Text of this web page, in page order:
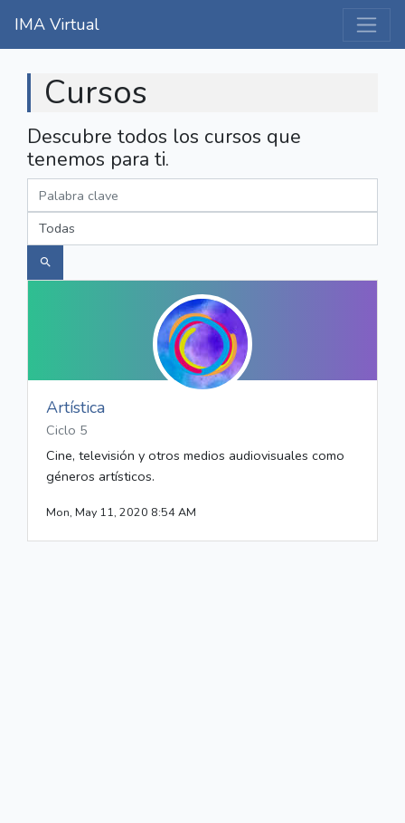
IMA Virtual
Cursos
Descubre todos los cursos que
tenemos para ti.
Artística
Ciclo 5
Cine, televisión y otros medios audiovisuales como
géneros artísticos.
Mon, May 11, 2020 8:54 AM